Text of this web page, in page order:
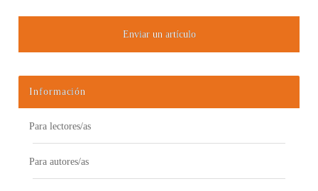
Enviar un artículo
Información
Para lectores/as
Para autores/as